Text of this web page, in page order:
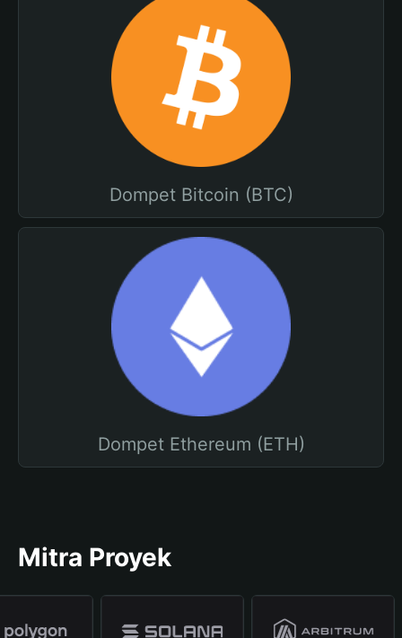
Dompet Bitcoin (BTC)
Dompet Ethereum (ETH)
Mitra Proyek